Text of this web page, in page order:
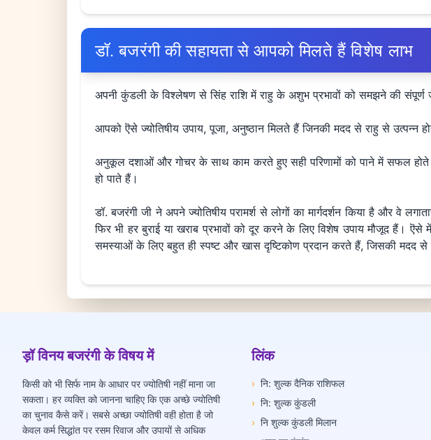
डॉ. बजरंगी की सहायता से आपको मिलते हैं विशेष लाभ
अपनी कुंडली के विश्लेषण से सिंह राशि में राहु के अशुभ प्रभावों को समझने की संपूर्ण
आपको ऎसे ज्योतिषीय उपाय, पूजा, अनुष्ठान मिलते हैं जिनकी मदद से राहु से उत्पन्न
अनुकूल दशाओं और गोचर के साथ काम करते हुए सही परिणामों को पाने में सफल
हो पाते हैं।
डॉ. बजरंगी जी ने अपने ज्योतिषीय परामर्श से लोगों का मार्गदर्शन किया है और वे
फिर भी हर बुराई या खराब प्रभावों को दूर करने के लिए विशेष उपाय मौजूद हैं। ऎसे
समस्याओं के लिए बहुत ही स्पष्ट और खास दृष्टिकोण प्रदान करते हैं, जिसकी मदद
ड़ॉ विनय बजरंगी के विषय में
किसी को भी सिर्फ नाम के आधार पर ज्योतिषी नहीं माना जा
सकता। हर व्यक्ति को जानना चाहिए कि एक अच्छे ज्योतिषी
का चुनाव कैसे करें। सबसे अच्छा ज्योतिषी वही होता है जो
केवल कर्म सिद्धांत पर रसम रिवाज और उपायों से अधिक
लिंक
› नि: शुल्क दैनिक राशिफल
› नि: शुल्क कुंडली
› नि शुल्क कुंडली मिलान